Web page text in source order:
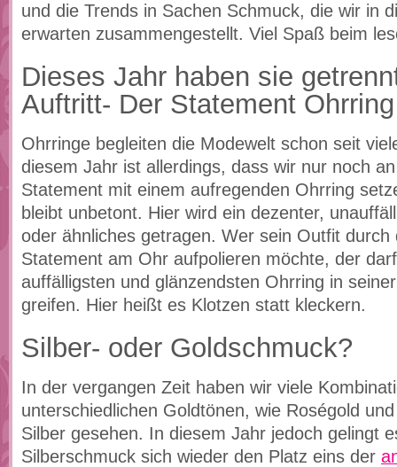
und die Trends in Sachen Schmuck, die wir in
erwarten zusammengestellt. Viel Spaß beim
Dieses Jahr haben sie
Auftritt- Der Statement Ohrring
Ohrringe begleiten die Modewelt schon seit
diesem Jahr ist allerdings, dass wir nur noch
Statement mit einem aufregenden Ohrring
bleibt unbetont. Hier wird ein dezenter,
oder ähnliches getragen. Wer sein Outfit durch
Statement am Ohr aufpolieren möchte, der
auffälligsten und glänzendsten Ohrring in
greifen. Hier heißt es Klotzen statt kleckern.
Silber- oder Goldschmuck?
In der vergangen Zeit haben wir viele
unterschiedlichen Goldtönen, wie Roségold
Silber gesehen. In diesem Jahr jedoch gelingt
Silberschmuck sich wieder den Platz eins der